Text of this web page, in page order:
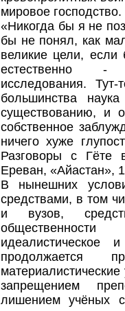
мировое господство.
«Никогда бы я не
бы не понял, как
великие цели,
естественно -
исследования.
большинства
существованию, и
собственное
ничего хуже
Разговоры с Гёте
Ереван, «Айастан»,
В нынешних
средствами, в том
и вузов,
общественности
идеалистическое
продолжается
запрещением
лишением учёных